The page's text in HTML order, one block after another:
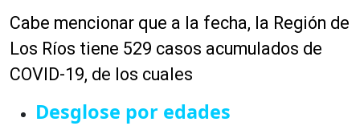
Cabe mencionar que a la fecha, la Región de
Los Ríos tiene 529 casos acumulados de
COVID-19, de los cuales
Desglose por edades